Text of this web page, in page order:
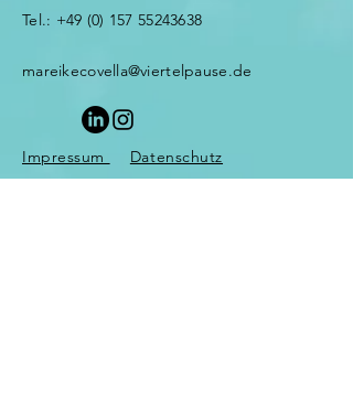
Tel.: +49 (0) 157 55243638
mareikecovella@viertelpause.de
Impressum
Datenschutz